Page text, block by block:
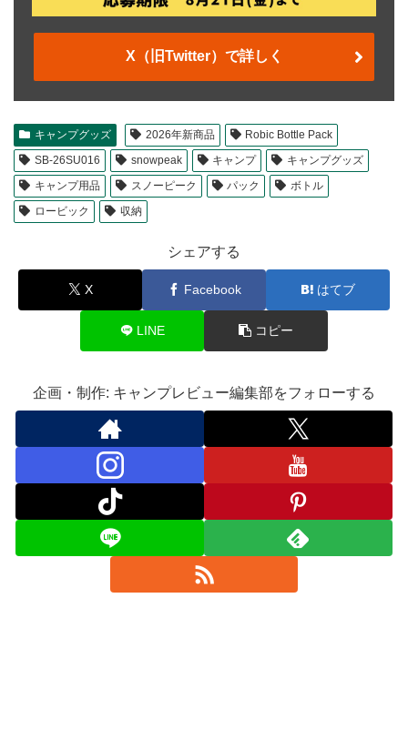
X（旧Twitter）で詳しく
キャンプグッズ 2026年新商品
Robic Bottle Pack
SB-26SU016
snowpeak キャンプ
キャンプグッズ
キャンプ用品
スノーピーク パック
ボトル
ロービック
収納
シェアする
X Facebook はてブ
LINE コピー
企画・制作: キャンプレビュー編集部をフォローする